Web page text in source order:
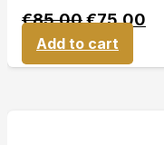
€85,00€75,00
Add to cart